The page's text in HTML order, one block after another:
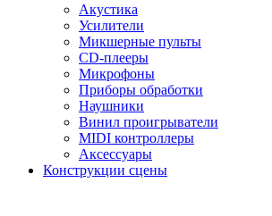
Акустика
Усилители
Микшерные пульты
CD-плееры
Микрофоны
Приборы обработки
Наушники
Винил проигрыватели
MIDI контроллеры
Аксессуары
Конструкции сцены